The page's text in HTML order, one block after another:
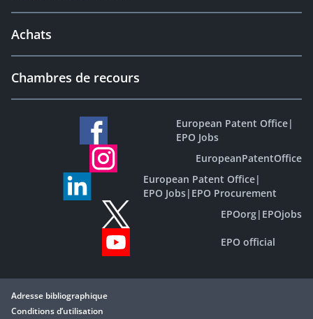
Achats
Chambres de recours
European Patent Office|
EPO Jobs
EuropeanPatentOffice
European Patent Office|
EPO Jobs| EPO Procurement
EPOorg| EPOjobs
EPO official
Adresse bibliographique
Conditions d’utilisation